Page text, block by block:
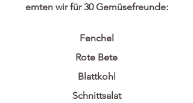
ernten wir für 30 Gemüsefreunde:
Fenchel
Rote Bete
Blattkohl
Schnittsalat